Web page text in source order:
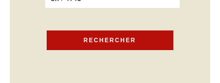
RECHERCHER